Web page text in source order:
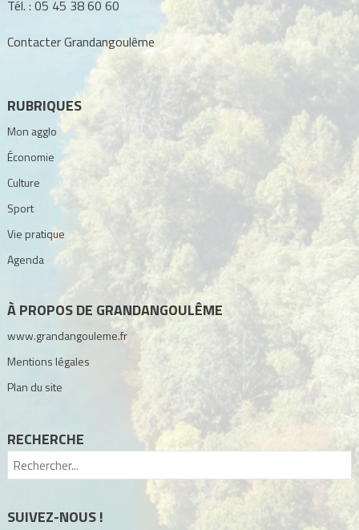
Tél. : 05 45 38 60 60
Contacter Grandangoulême
RUBRIQUES
Mon agglo
Économie
Culture
Sport
Vie pratique
Agenda
À PROPOS DE GRANDANGOULÊME
www.grandangouleme.fr
Mentions légales
Plan du site
RECHERCHE
SUIVEZ-NOUS !